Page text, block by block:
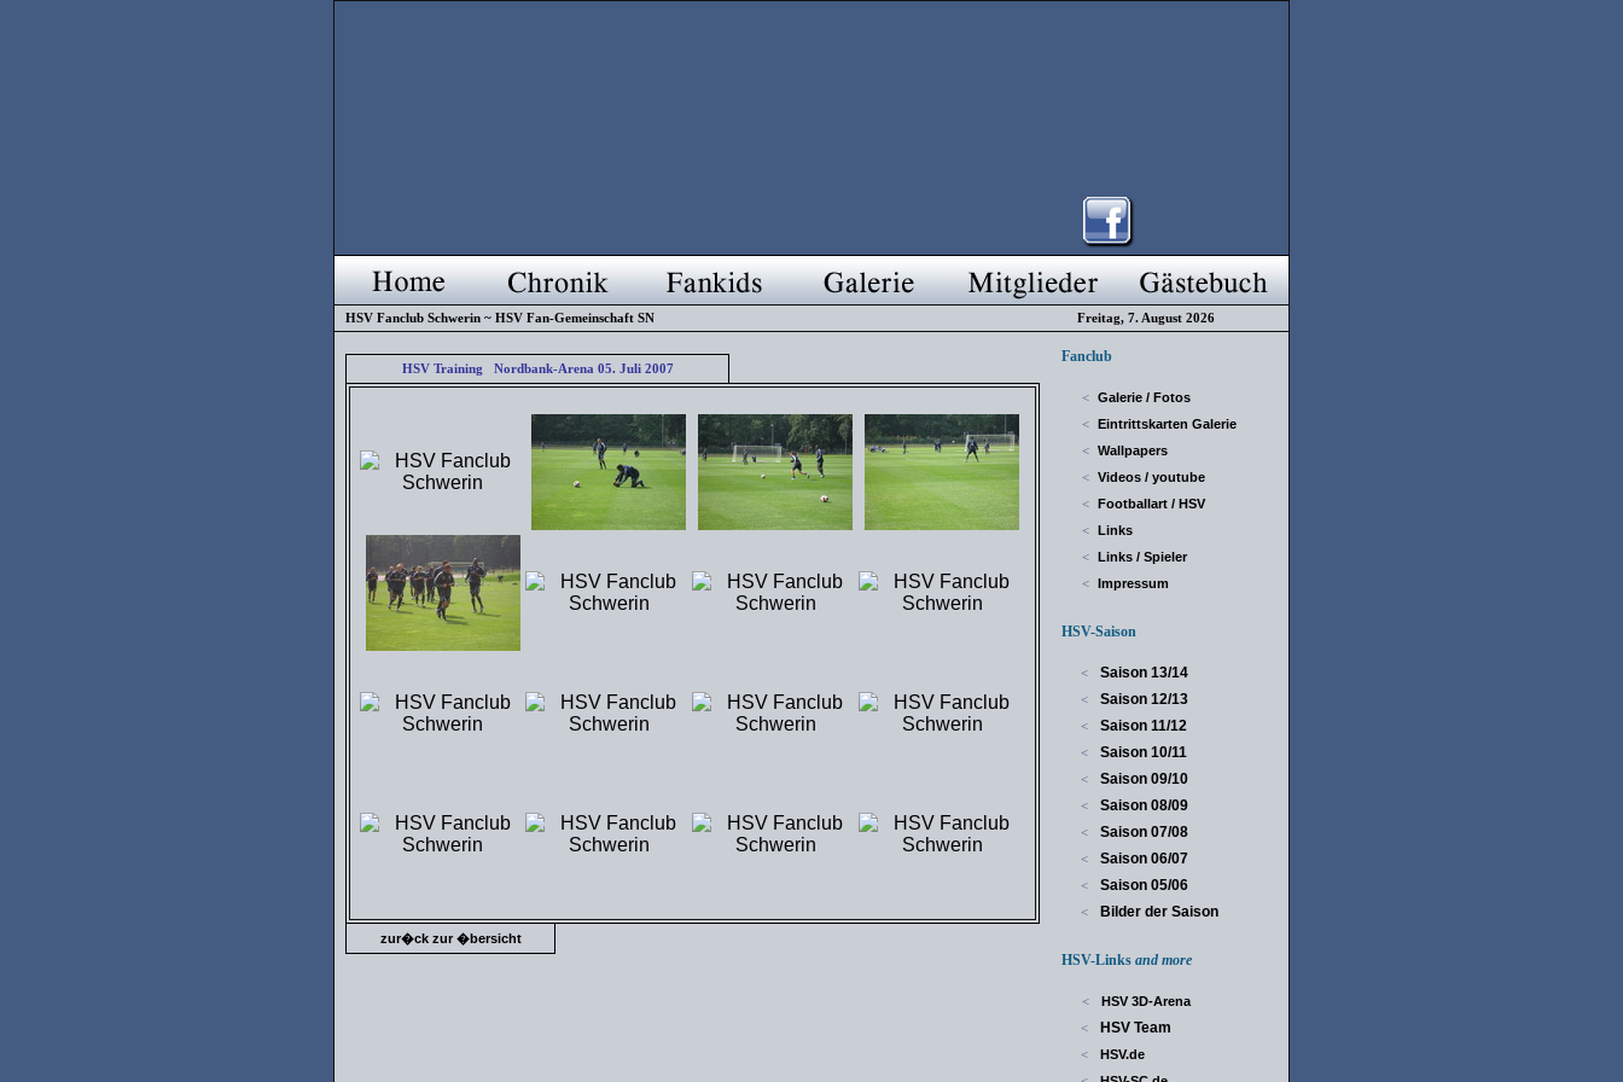
HSV Fanclub Schwerin ~ HSV Fan-Gemeinschaft SN Freitag, 7. August 2026
HSV Training Nordbank-Arena 05. Juli 2007
zur�ck zur �bersicht
Fanclub
< Galerie / Fotos
< Eintrittskarten Galerie
< Wallpapers
< Videos / youtube
< Footballart / HSV
< Links
< Links / Spieler
< Impressum
HSV-Saison
< Saison 13/14
< Saison 12/13
< Saison 11/12
< Saison 10/11
< Saison 09/10
< Saison 08/09
< Saison 07/08
< Saison 06/07
< Saison 05/06
< Bilder der Saison
HSV-Links and more
< HSV 3D-Arena
< HSV Team
< HSV.de